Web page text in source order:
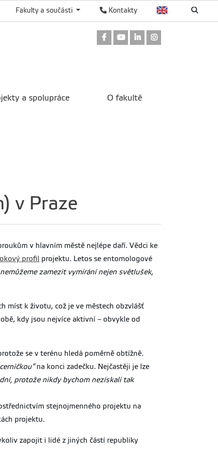
Kontakty
Fakulty a součásti
Odkaz na Facebook
Odkaz na Youtube
Odkaz na LinkedIn
a spolupráce O fakultě
v Praze
v hlavním městě nejlépe daří. Vědci ke
profil
projektu. Letos se entomologové
zamezit vymírání nejen světlušek,
míst k životu, což je ve městech obzvlášť
kdy jsou nejvíce aktivní – obvykle od
se v terénu hledá poměrně obtížně.
na konci zadečku. Nejčastěji je lze
protože nikdy bychom nezískali tak
stejnojmenného projektu na
projektu.
zapojit i lidé z jiných částí republiky